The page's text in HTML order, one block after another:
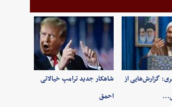
گزارش‌هایی از
شاهکار جدید ترامپ خیالاتی
احمق